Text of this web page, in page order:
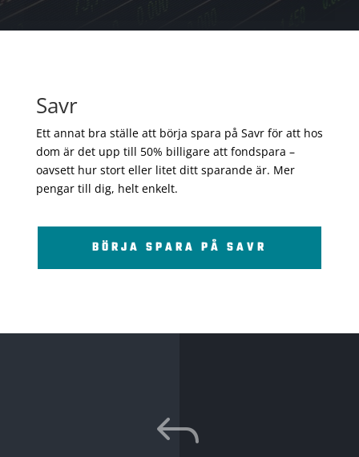
Savr
Ett annat bra ställe att börja spara på Savr för att hos
dom är det upp till 50% billigare att fondspara –
oavsett hur stort eller litet ditt sparande är. Mer
pengar till dig, helt enkelt.
BÖRJA SPARA PÅ SAVR
J